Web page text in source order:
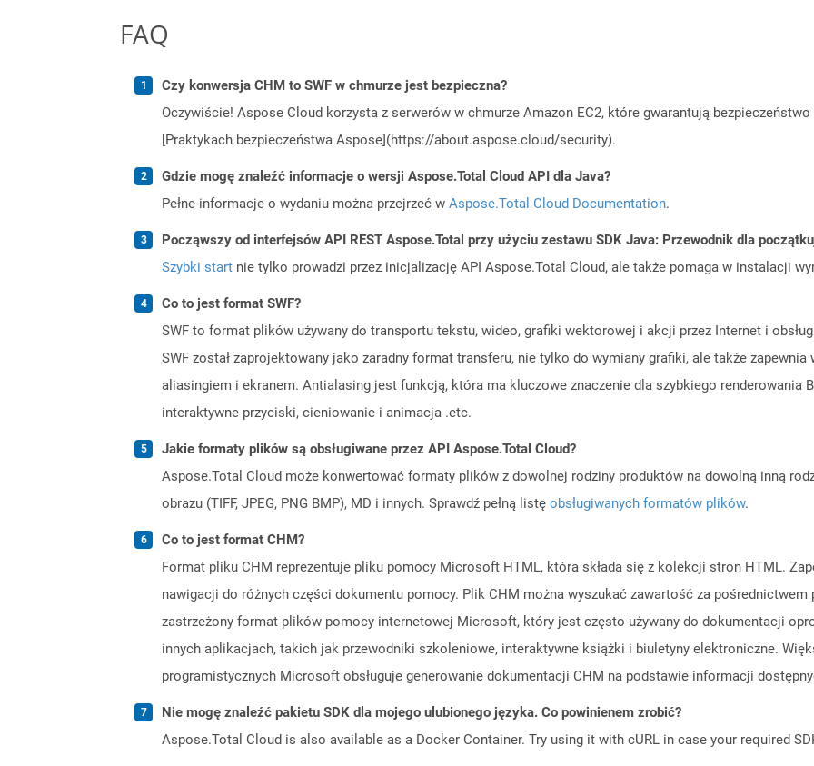
FAQ
Czy konwersja CHM to SWF w chmurze jest bezpieczna?
Oczywiście! Aspose Cloud korzysta z serwerów w chmurze Amazon EC2, które gwarantują
[Praktykach bezpieczeństwa Aspose](https://about.aspose.cloud/security).
Gdzie mogę znaleźć informacje o wersji Aspose.Total Cloud API dla Java?
Pełne informacje o wydaniu można przejrzeć w Aspose.Total Cloud Documentation.
Począwszy od interfejsów API REST Aspose.Total przy użyciu zestawu SDK Java: Przewodnik dla
Szybki start nie tylko prowadzi przez inicjalizację API Aspose.Total Cloud, ale także pomaga w instalacji
Co to jest format SWF?
SWF to format plików używany do transportu tekstu, wideo, grafiki wektorowej i akcji przez Internet i
SWF został zaprojektowany jako zaradny format transferu, nie tylko do wymiany grafiki, ale także
aliasingiem i ekranem. Antialasing jest funkcją, która ma kluczowe znaczenie dla szybkiego renderowania
interaktywne przyciski, cieniowanie i animacja .etc.
Jakie formaty plików są obsługiwane przez API Aspose.Total Cloud?
Aspose.Total Cloud może konwertować formaty plików z dowolnej rodziny produktów na dowolną inną
obrazu (TIFF, JPEG, PNG BMP), MD i innych. Sprawdź pełną listę obsługiwanych formatów plików.
Co to jest format CHM?
Format pliku CHM reprezentuje pliku pomocy Microsoft HTML, która składa się z kolekcji stron HTML.
nawigacji do różnych części dokumentu pomocy. Plik CHM można wyszukać zawartość za
zastrzeżony format plików pomocy internetowej Microsoft, który jest często używany do dokumentacji
innych aplikacjach, takich jak przewodniki szkoleniowe, interaktywne książki i biuletyny elektroniczne.
programistycznych Microsoft obsługuje generowanie dokumentacji CHM na podstawie informacji
Nie mogę znaleźć pakietu SDK dla mojego ulubionego języka. Co powinienem zrobić?
Aspose.Total Cloud is also available as a Docker Container. Try using it with cURL in case your required